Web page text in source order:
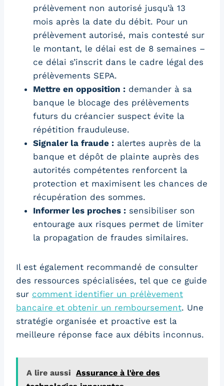
prélèvement non autorisé jusqu’à 13
mois après la date du débit. Pour un
prélèvement autorisé, mais contesté sur
le montant, le délai est de 8 semaines –
ce délai s’inscrit dans le cadre légal des
prélèvements SEPA.
Mettre en opposition : demander à sa
banque le blocage des prélèvements
futurs du créancier suspect évite la
répétition frauduleuse.
Signaler la fraude : alertes auprès de la
banque et dépôt de plainte auprès des
autorités compétentes renforcent la
protection et maximisent les chances de
récupération des sommes.
Informer les proches : sensibiliser son
entourage aux risques permet de limiter
la propagation de fraudes similaires.
Il est également recommandé de consulter
des ressources spécialisées, tel que ce guide
sur comment identifier un prélèvement
bancaire et obtenir un remboursement. Une
stratégie organisée et proactive est la
meilleure réponse face aux débits inconnus.
A lire aussi Assurance à l'ère des